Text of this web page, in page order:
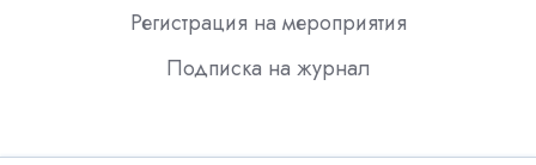
Регистрация на мероприятия
Подписка на журнал